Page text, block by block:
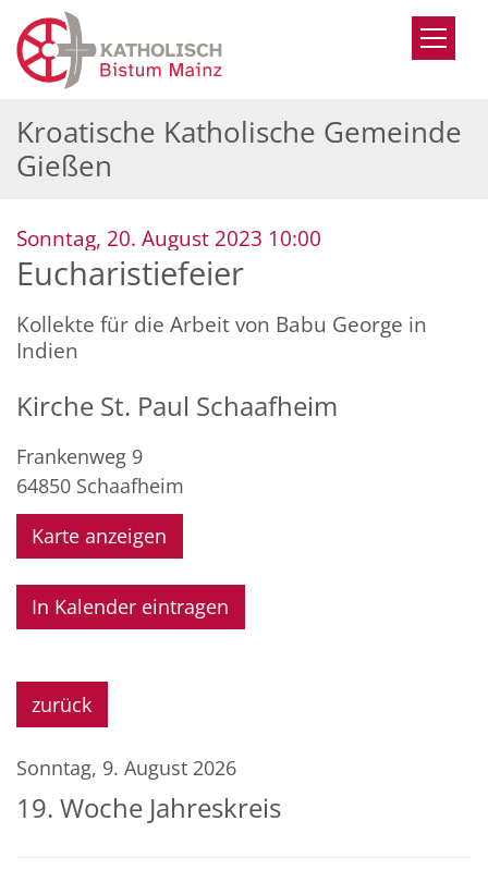
Zum Inhalt springen
Kroatische Katholische Gemeinde
Gießen
Sonntag, 20. August 2023 10:00
Eucharistiefeier
Kollekte für die Arbeit von Babu George in
Indien
Kirche St. Paul Schaafheim
Frankenweg 9
64850 Schaafheim
Karte anzeigen
In Kalender eintragen
zurück
Sonntag, 9. August 2026
19. Woche Jahreskreis